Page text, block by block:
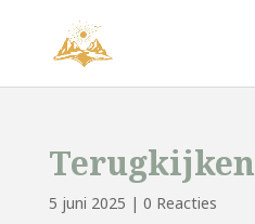
Terugkijken
5 juni 2025 | 0 Reacties